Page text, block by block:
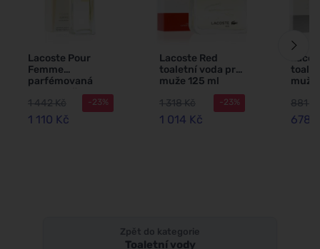
Lacoste Pour
Femme
parfémovaná
voda pro ženy 90
ml
1 442 Kč
1 110 Kč
-23%
Lacoste Red
toaletní voda pro
muže 125 ml
1 318 Kč
1 014 Kč
-23%
muže
881
678
Zpět do kategorie
Toaletní vody